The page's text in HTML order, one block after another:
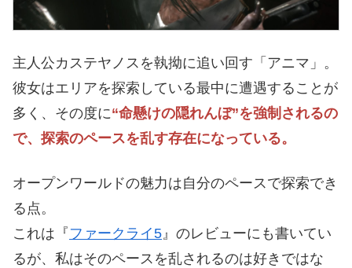
主人公カステヤノスを執拗に追い回す「アニマ」。
彼女はエリアを探索している最中に遭遇することが
多く、その度に“命懸けの隠れんぼ”を強制されるの
で、探索のペースを乱す存在になっている。
オープンワールドの魅力は自分のペースで探索でき
る点。
これは『 ファークライ5』のレビューにも書いてい
るが、私はそのペースを乱されるのは好きではな